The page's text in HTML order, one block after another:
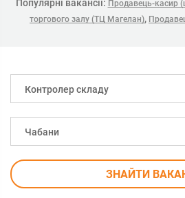
Популярні вакансії: Продавець-касир
торгового залу (ТЦ Магелан),
Контролер складу
Чабани
ЗНАЙТИ